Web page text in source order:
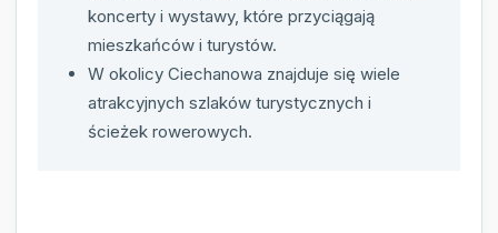
koncerty i wystawy, które przyciągają
mieszkańców i turystów.
W okolicy Ciechanowa znajduje się wiele
atrakcyjnych szlaków turystycznych i
ścieżek rowerowych.